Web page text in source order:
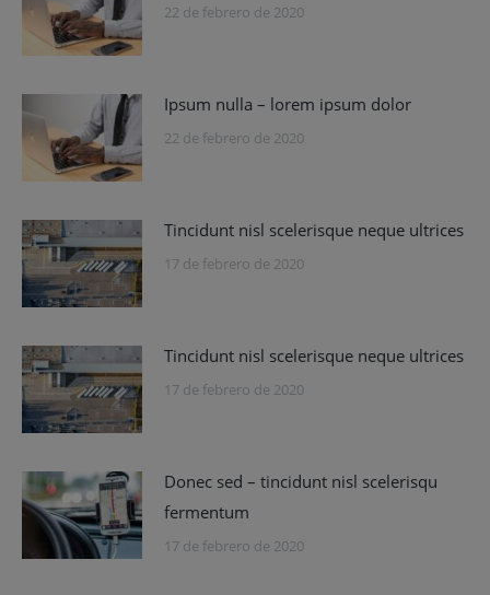
22 de febrero de 2020
Ipsum nulla – lorem ipsum dolor
22 de febrero de 2020
Tincidunt nisl scelerisque neque ultrices
17 de febrero de 2020
Tincidunt nisl scelerisque neque ultrices
17 de febrero de 2020
Donec sed – tincidunt nisl scelerisqu
fermentum
17 de febrero de 2020